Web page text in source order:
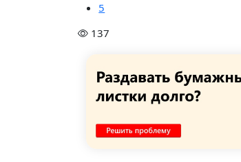
5
137